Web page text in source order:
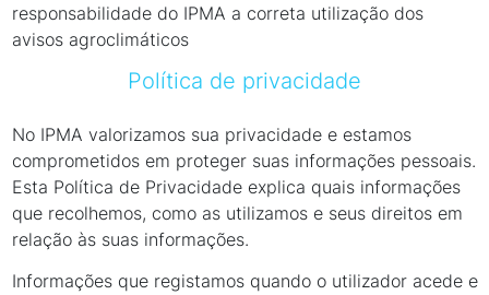
responsabilidade do IPMA a correta utilização dos
avisos agroclimáticos
Política de privacidade
No IPMA valorizamos sua privacidade e estamos
comprometidos em proteger suas informações pessoais.
Esta Política de Privacidade explica quais informações
que recolhemos, como as utilizamos e seus direitos em
relação às suas informações.
Informações que registamos quando o utilizador acede e